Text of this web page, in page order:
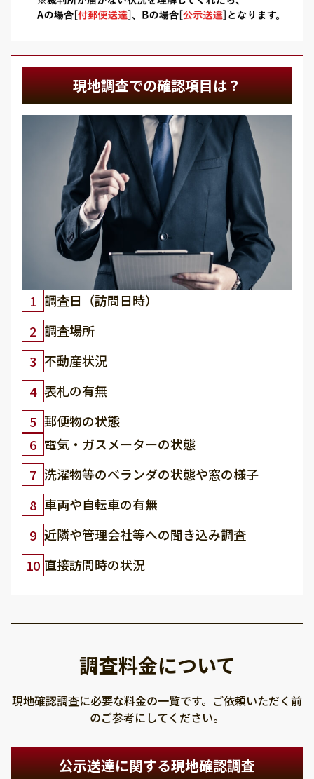
現地調査での確認項目は？
1 調査日（訪問日時）
2 調査場所
3 不動産状況
4 表札の有無
5 郵便物の状態
6 電気・ガスメーターの状態
7 洗濯物等のベランダの状態や窓の様子
8 車両や自転車の有無
9 近隣や管理会社等への聞き込み調査
10 直接訪問時の状況
調査料金について
現地確認調査に必要な料金の一覧です。ご依頼いただく前
のご参考にしてください。
公示送達に関する現地確認調査